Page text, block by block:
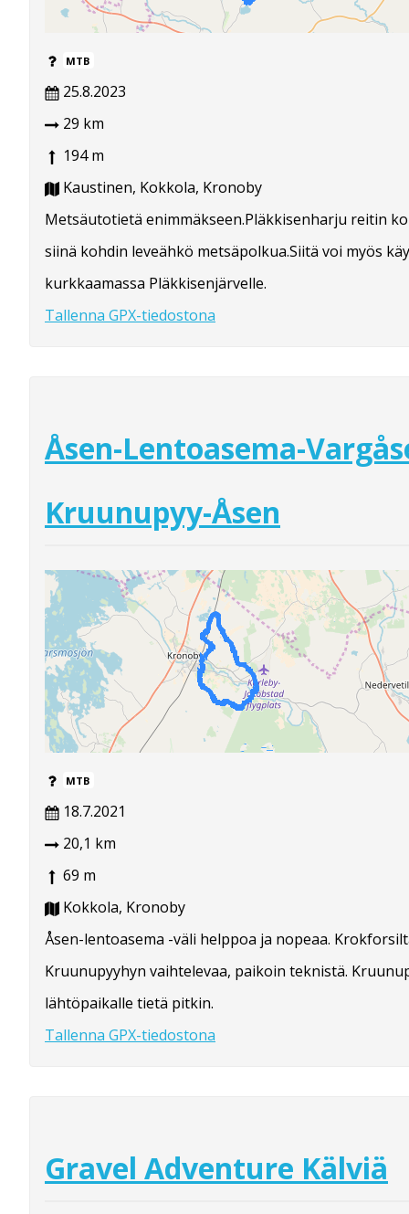
MTB
25.8.2023
29 km
194 m
Kaustinen, Kokkola, Kronoby
Metsäutotietä enimmäkseen.Pläkkisenharju reitin
siinä kohdin leveähkö metsäpolkua.Siitä voi myös
kurkkaamassa Pläkkisenjärvelle.
Tallenna GPX-tiedostona
Åsen-Lentoasema-
Kruunupyy-Åsen
MTB
18.7.2021
20,1 km
69 m
Kokkola, Kronoby
Åsen-lentoasema -väli helppoa ja nopeaa.
Kruunupyyhyn vaihtelevaa, paikoin teknistä.
lähtöpaikalle tietä pitkin.
Tallenna GPX-tiedostona
Gravel Adventure Kälviä